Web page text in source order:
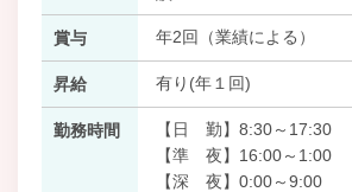
賞与 年2回（業績による）
昇給 有り(年１回)
勤務時間
【日 勤】8:30～17:30
【準 夜】16:00～1:00
【深 夜】0:00～9:00